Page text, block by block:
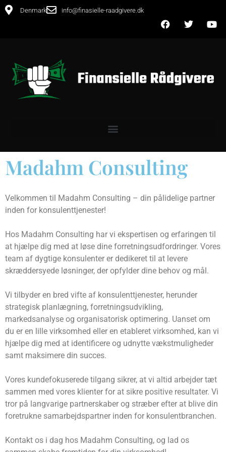
Denmark info@finasielle-raadgivere.dk
Madahm Consulting
Velkommen til Madahm Consulting – din pålidelige partner
inden for konsulenttjenester!
Hos Madahm Consulting har vi ekspertisen og erfaringen til
at hjælpe dig med at løse dine forretningsudfordringer. Vores
team af dygtige konsulenter er dedikeret til at levere
skræddersyede løsninger, der opfylder dine behov og mål.
Vi tilbyder en bred vifte af konsulenttjenester, herunder
strategisk planlægning, forretningsudvikling,
markedsanalyse og organisatorisk optimering. Uanset om
du er en lille virksomhed eller en etableret virksomhed, kan vi
hjælpe dig med at identificere og udnytte vækstmuligheder
samt maksimere din succes.
Vores kundefokuserede tilgang sikrer, at vi altid arbejder tæt
sammen med vores klienter for at sikre positive resultater. Vi
tror på langvarige partnerskaber og stræber efter at blive din
foretrukne samarbejdspartner inden for konsulentbranchen.
Kontakt os i dag hos Madahm Consulting, og lad os